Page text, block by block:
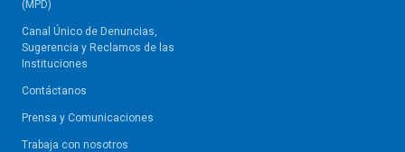
(MPD)
Canal Único de Denuncias,
Sugerencia y Reclamos de las
Instituciones
Contáctanos
Prensa y Comunicaciones
Trabaja con nosotros